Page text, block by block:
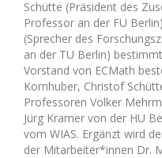
Schütte (Präsident des
Professor an der FU
(Sprecher des
an der TU Berlin)
Vorstand von ECMath
Kornhuber, Christof
Professoren Volker
Jürg Kramer von der HU
vom WIAS. Ergänzt wird
der Mitarbeiter*innen Dr.